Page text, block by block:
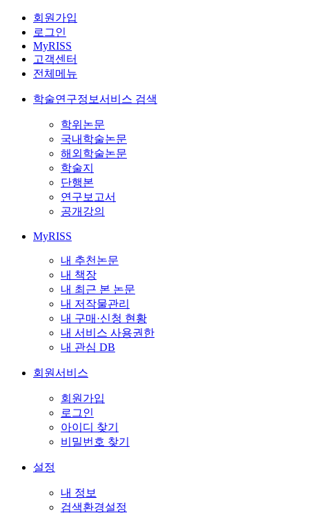
회원가입
로그인
MyRISS
고객센터
전체메뉴
학술연구정보서비스 검색
학위논문
국내학술논문
해외학술논문
학술지
단행본
연구보고서
공개강의
MyRISS
내 추천논문
내 책장
내 최근 본 논문
내 저작물관리
내 구매·신청 현황
내 서비스 사용권한
내 관심 DB
회원서비스
회원가입
로그인
아이디 찾기
비밀번호 찾기
설정
내 정보
검색환경설정